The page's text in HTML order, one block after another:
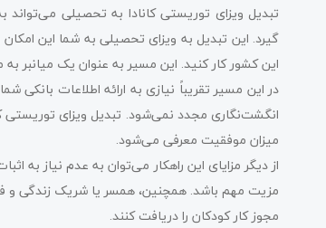
تبدیل ویزای توریستی کانادا به تحصیلی
گیرد. این تبدیل به ویزای تحصیلی به شما این
این کشور کار کنید. این مسیر به عنوان یک میانبر
در این مسیر تقریباً نیازی به ارائه اطلاعات
انگشت‌نگاری مجدد نمی‌شود. تبدیل ویزای توریستی
میزان موفقیت معرفی می‌شود.
از دیگر مزایای این راهکار می‌توان به عدم نیاز به
مزیت مهم باشد. همچنین، همسر یا شریک زندگی و
مجوز کار کودکان را دریافت کنند.